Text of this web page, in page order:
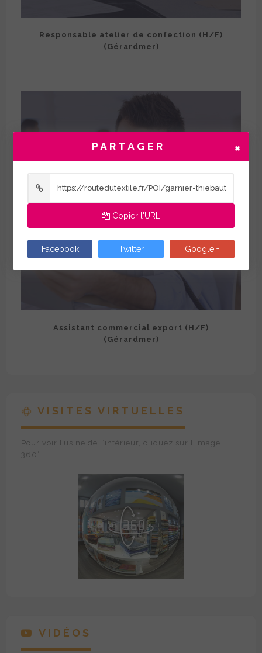
Message
PARTAGER ×
Copier l'URL
Facebook Twitter Google +
Responsable atelier de confection (H/F)
(Gérardmer)
Assistant commercial export (H/F)
(Gérardmer)
VISITES VIRTUELLES
Pour voir l’usine de l’intérieur, cliquez sur l’image
360°
VIDÉOS